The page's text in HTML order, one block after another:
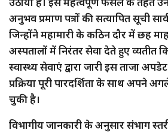
अनुभव प्रमाण पत्रों की सत्यापित सूची
जिन्होंने महामारी के कठिन दौर में छह
अस्पतालों में निरंतर सेवा देते हुए व्यतीत
स्वास्थ्य सेवाएं द्वारा जारी इस ताजा
प्रक्रिया पूरी पारदर्शिता के साथ अपने
चुकी है।
विभागीय जानकारी के अनुसार संभाग